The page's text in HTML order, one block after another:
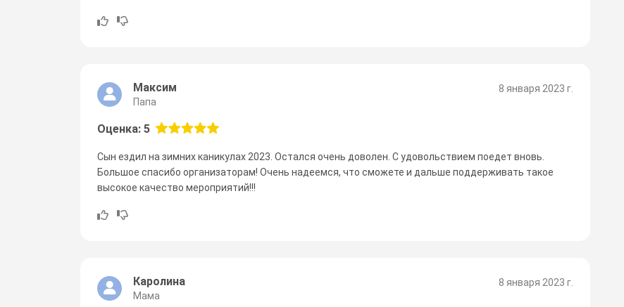
8 января 2023 г.
Максим
Папа
Оценка: 5
Сын ездил на зимних каникулах 2023. Остался очень доволен. С удовольствием поедет вновь.
Большое спасибо организаторам! Очень надеемся, что сможете и дальше поддерживать такое
высокое качество мероприятий!!!
8 января 2023 г.
Каролина
Мама